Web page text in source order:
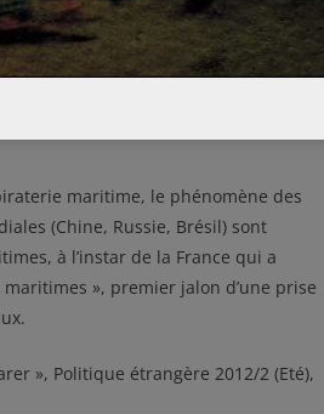
l’essor de la menace cyber,
français (Thalès, DCNS) se sont
de l’Armement – DGA) pour créer
de stimuler l’innovation dans
maritime, le phénomène des
(Chine, Russie, Brésil) sont
à l’instar de la France qui a
», premier jalon d’une prise
», Politique étrangère 2012/2 (Eté),